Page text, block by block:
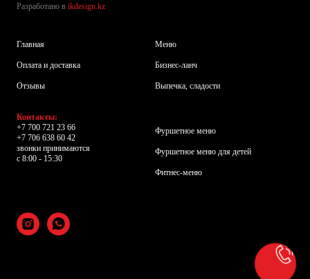
Разработано в ikdesign.kz
Главная
Оплата и доставка
Отзывы
Контакты:
+7 700 721 23 66
+7 706 638 60 42
звонки принимаются
с 8:00 - 15:30
Меню
Бизнес-ланч
Выпечка, сладости
Фуршетное меню
Фуршетное меню для детей
Фитнес-меню